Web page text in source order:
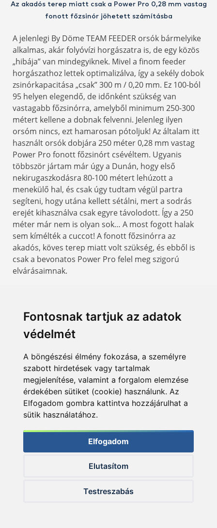
Fontosnak tartjuk az adatok
védelmét
A böngészési élmény fokozása, a személyre
szabott hirdetések vagy tartalmak
megjelenítése, valamint a forgalom elemzése
érdekében sütiket (cookie) használunk. Az
Elfogadom gombra kattintva hozzájárulhat a
sütik használatához.
Elfogadom
Elutasítom
Testreszabás
Az akadós terep miatt csak a Power Pro 0,28 mm vastag
fonott főzsinór jöhetett számításba
A jelenlegi By Döme TEAM FEEDER orsók bármelyike
alkalmas, akár folyóvízi horgászatra is, de egy közös
„hibája” van mindegyiknek. Mivel a finom feeder
horgászathoz lettek optimalizálva, így a sekély dobok
zsinórkapacitása „csak” 300 m / 0,20 mm. Ez 100-ból
95 helyen elegendő, de időnként szükség van
vastagabb főzsinórra, amelyből minimum 250-300
métert kellene a dobnak felvenni. Jelenleg ilyen
orsóm nincs, ezt hamarosan pótoljuk! Az általam itt
használt orsók dobjára 250 méter 0,28 mm vastag
Power Pro fonott főzsinórt csévéltem. Ugyanis
többször jártam már úgy a Dunán, hogy első
nekirugaszkodásra 80-100 métert lehúzott a
menekülő hal, és csak úgy tudtam végül partra
segíteni, hogy utána kellett sétálni, mert a sodrás
erejét kihasználva csak egyre távolodott. Így a 250
méter már nem is olyan sok… A most fogott halak
sem kímélték a cuccot! A fonott főzsinórra az
akadós, köves terep miatt volt szükség, és ebből is
csak a bevonatos Power Pro felel meg szigorú
elvárásaimnak.
A Haldorádó Big River feederkosár hatalmas kapaszkodó
megáll, mint a szög!